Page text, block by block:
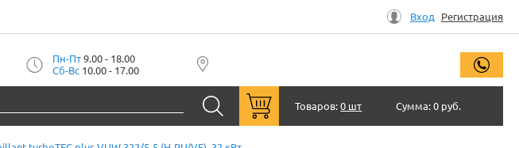
Вход Регистрация
Пн-Пт9.00 - 18.00
Сб-Вс10.00 - 17.00
Товаров:0 шт Сумма:0 руб.